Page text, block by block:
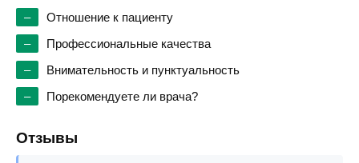
–
Отношение к пациенту
–
Профессиональные качества
–
Внимательность и пунктуальность
–
Порекомендуете ли врача?
Отзывы